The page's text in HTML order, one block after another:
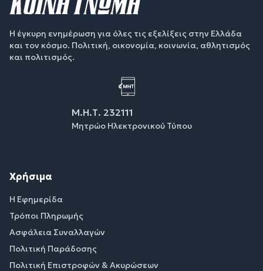
Η έγκυρη ενημέρωση για όλες τις εξελίξεις στην Ελλάδα
και τον κόσμο. Πολιτική, οικονομία, κοινωνία, αθλητισμός
και πολιτισμός.
Μ.Η.Τ. 232111
Μητρώο Ηλεκτρονικού Τύπου
Χρήσιμα
Η Εφημερίδα
Τρόποι Πληρωμής
Ασφάλεια Συναλλαγών
Πολιτική Παράδοσης
Πολιτική Επιστροφών & Ακυρώσεων